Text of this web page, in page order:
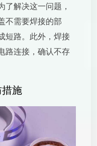
了解决这一问题，
不需要焊接的部
短路。此外，焊接
路连接，确认不存
施